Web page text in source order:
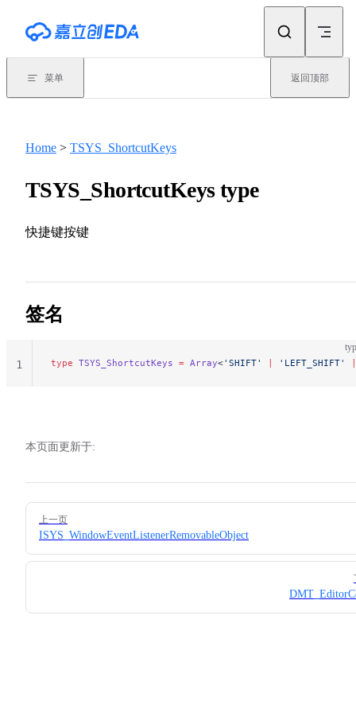
菜单 返回顶部
Home > TSYS_ShortcutKeys
TSYS_ShortcutKeys type
快捷键按键
签名
type TSYS_ShortcutKeys = Array<'SHIFT' | 'LEFT_SHIFT' |
1
本页面更新于:
Pager
上一页
ISYS_WindowEventListenerRemovableObject